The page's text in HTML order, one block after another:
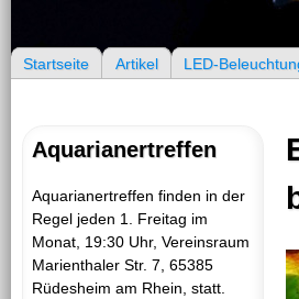
Hauptmenü
Startseite Artikel LED-
Aquarianertreffen
Aquarianertreffen finden in der
Regel jeden 1. Freitag im
Monat, 19:30 Uhr, Vereinsraum
Marienthaler Str. 7, 65385
Rüdesheim am Rhein, statt.